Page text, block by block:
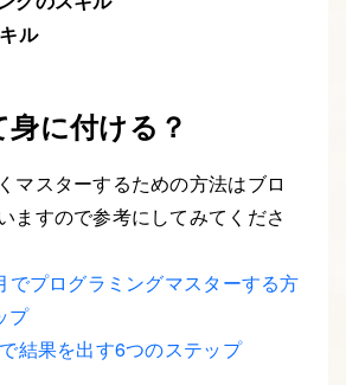
ル
に付ける？
マスターするための方法はブロ
ますので参考にしてみてくださ
でプログラミングマスターする方
プ
結果を出す6つのステップ